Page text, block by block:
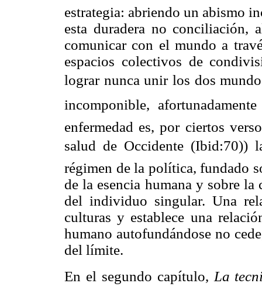
estrategia: abriendo un abismo
esta duradera no conciliación,
comunicar con el mundo a
espacios colectivos de
lograr nunca unir los dos
incomponible,
enfermedad es, por ciertos
salud de Occidente
régimen de la política, fundado
de la esencia humana y sobre
del individuo singular. Una
culturas y establece una
humano autofundándose no
del límite.
En el segundo capítulo,La